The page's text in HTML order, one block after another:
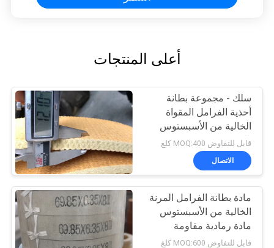
أعلى المنتجات
سلك - مجموعة بطانة
أحذية الفرامل المقواة
الخالية من الأسبستوس
لآبار زيت الونش
قابل للتفاوض MOQ:400 كلغ
الاتصال
مادة بطانة الفرامل المرنة
الخالية من الأسبستوس
مادة رمادية مقاومة
للحرارة
قابل للتفاوض MOQ:600 كلغ